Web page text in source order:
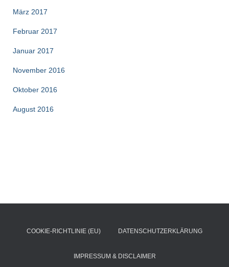
März 2017
Februar 2017
Januar 2017
November 2016
Oktober 2016
August 2016
COOKIE-RICHTLINIE (EU) DATENSCHUTZERKLÄRUNG
IMPRESSUM & DISCLAIMER